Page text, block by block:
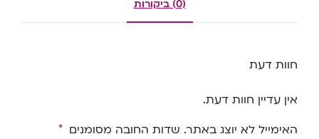
(0) ביקורות
חוות דעת
אין עדיין חוות דעת.
האימייל לא יוצג באתר. שדות החובה מסומנים *